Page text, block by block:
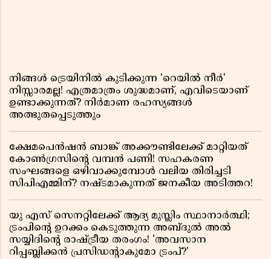
നിങ്ങൾ ട്രെയിനിൽ കുടിക്കുന്ന 'റെയിൽ നീർ'
നിസ്സാരമല്ല! എത്രമാത്രം ശുദ്ധമാണ്, എവിടെയാണ്
ഉണ്ടാക്കുന്നത്? നിർമാണ രഹസ്യങ്ങൾ
അത്ഭുതപ്പെടുത്തും
ക്ഷേമപെൻഷൻ ബാങ്ക് അക്കൗണ്ടിലേക്ക് മാറ്റിയത്
കോൺഗ്രസിന്റെ വമ്പൻ പണി! സഹകരണ
സംഘങ്ങളെ ഒഴിവാക്കുമ്പോൾ വലിയ തിരിച്ചടി
സിപിഎമ്മിന്? നഷ്ടമാകുന്നത് ജനകീയ അടിത്തറ!
യു എസ് സെനറ്റിലേക്ക് ആദ്യ മുസ്ലിം സ്ഥാനാർത്ഥി;
ട്രംപിന്റെ ഉറക്കം കെടുത്തുന്ന അബ്ദുൽ അൽ
സയ്യിദിന്റെ രാഷ്ട്രീയ തരംഗം! 'അവസാന
റിപ്പബ്ലിക്കൻ പ്രസിഡന്റാകുമോ ട്രംപ്?'